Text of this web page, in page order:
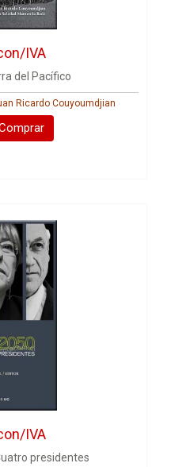
IVA
del Pacífico
Ricardo Couyoumdjian
IVA
presidentes